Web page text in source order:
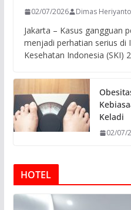
02/07/2026 Dimas Heriyanto
Jakarta – Kasus gangguan
menjadi perhatian serius di
Kesehatan Indonesia (SKI)
Keladi
02/07/
HOTEL